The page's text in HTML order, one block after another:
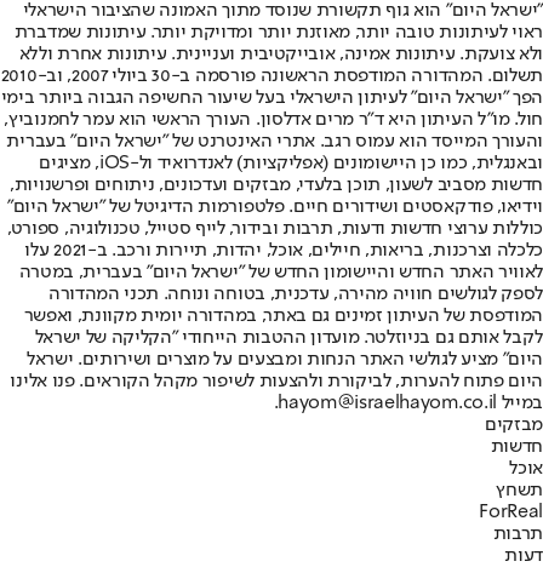
"ישראל היום" הוא גוף תקשורת שנוסד מתוך האמונה שהציבור הישראלי
ראוי לעיתונות טובה יותר, מאוזנת יותר ומדויקת יותר. עיתונות שמדברת
ולא צועקת. עיתונות אמינה, אובייקטיבית ועניינית. עיתונות אחרת וללא
תשלום. המהדורה המודפסת הראשונה פורסמה ב-30 ביולי 2007, וב-2010
הפך "ישראל היום" לעיתון הישראלי בעל שיעור החשיפה הגבוה ביותר בימי
חול. מו"ל העיתון היא ד"ר מרים אדלסון. העורך הראשי הוא עמר לחמנוביץ,
והעורך המייסד הוא עמוס רגב. אתרי האינטרנט של "ישראל היום" בעברית
ובאנגלית, כמו כן היישומונים (אפליקציות) לאנדרואיד ול-iOS, מציגים
חדשות מסביב לשעון, תוכן בלעדי, מבזקים ועדכונים, ניתוחים ופרשנויות,
וידיאו, פודקאסטים ושידורים חיים. פלטפורמות הדיגיטל של "ישראל היום"
כוללות ערוצי חדשות ודעות, תרבות ובידור, לייף סטייל, טכנולוגיה, ספורט,
כלכלה וצרכנות, בריאות, חיילים, אוכל, יהדות, תיירות ורכב. ב-2021 עלו
לאוויר האתר החדש והיישומון החדש של "ישראל היום" בעברית, במטרה
לספק לגולשים חוויה מהירה, עדכנית, בטוחה ונוחה. תכני המהדורה
המודפסת של העיתון זמינים גם באתר, במהדורה יומית מקוונת, ואפשר
לקבל אותם גם בניוזלטר. מועדון ההטבות הייחודי "הקליקה של ישראל
היום" מציע לגולשי האתר הנחות ומבצעים על מוצרים ושירותים. ישראל
היום פתוח להערות, לביקורת ולהצעות לשיפור מקהל הקוראים. פנו אלינו
במייל hayom@israelhayom.co.il.
מבזקים
חדשות
אוכל
תשחץ
ForReal
תרבות
דעות